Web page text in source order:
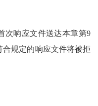
响应文件送达本章第9
规定的响应文件将被拒